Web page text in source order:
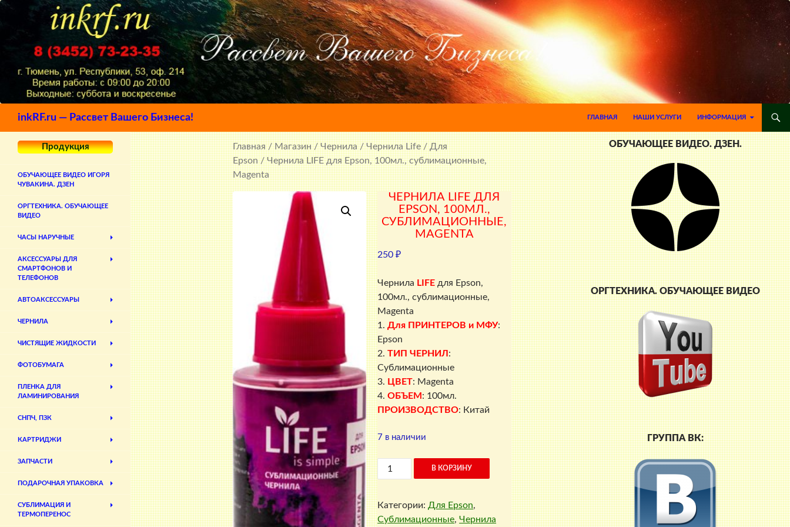
inkRF.ru — Рассвет Вашего Бизнеса!
ГЛАВНАЯ
НАШИ УСЛУГИ ИНФОРМАЦИЯ
Главная/Магазин/Чернила/Чернила Life/Для
Epson/ Чернила LIFE для Epson, 100мл., сублимационные,
Magenta
ЧЕРНИЛА LIFE ДЛЯ
EPSON, 100МЛ.,
СУБЛИМАЦИОННЫЕ,
MAGENTA
250₽
Чернила LIFE для Epson,
100мл., сублимационные,
Magenta
1.Для ПРИНТЕРОВ и МФУ:
Epson
2.ТИП ЧЕРНИЛ :
Сублимационные
3. ЦВЕТ: Magenta
4. ОБЪЕМ : 100мл.
ПРОИЗВОДСТВО: Китай
7 в наличии
Количество
товара
Чернила
LIFE
для
В КОРЗИНУ
Категории:Для Epson,
Сублимационные,Чернила
ОБУЧАЮЩЕЕ ВИДЕО. ДЗЕН.
ОРГТЕХНИКА. ОБУЧАЮЩЕЕ ВИДЕО
ГРУППА ВК:
Продукция
ОБУЧАЮЩЕЕ ВИДЕО ИГОРЯ
ЧУВАКИНА. ДЗЕН
ОРГТЕХНИКА. ОБУЧАЮЩЕЕ
ВИДЕО
ЧАСЫ НАРУЧНЫЕ
АКСЕССУАРЫ ДЛЯ
СМАРТФОНОВ И
ТЕЛЕФОНОВ
АВТОАКСЕССУАРЫ
ЧЕРНИЛА
ЧИСТЯЩИЕ ЖИДКОСТИ
ФОТОБУМАГА
ПЛЕНКА ДЛЯ
ЛАМИНИРОВАНИЯ
СНПЧ, ПЗК
КАРТРИДЖИ
ЗАПЧАСТИ
ПОДАРОЧНАЯ УПАКОВКА
СУБЛИМАЦИЯ И
ТЕРМОПЕРЕНОС